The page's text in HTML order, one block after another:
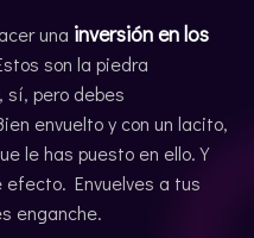
una inversión en los
son la piedra
, sí, pero debes
envuelto y con un lacito,
le has puesto en ello. Y
efecto. Envuelves a tus
enganche.